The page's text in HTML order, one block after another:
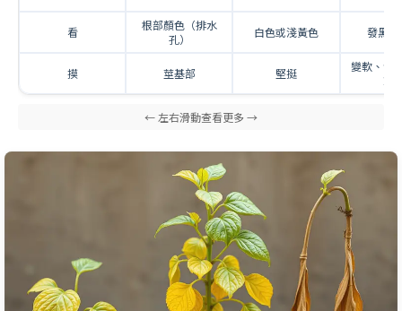
看
根部顏色（排水
孔）
白色或淺黃色 發黑、
摸 莖基部 堅挺
變軟、發
就